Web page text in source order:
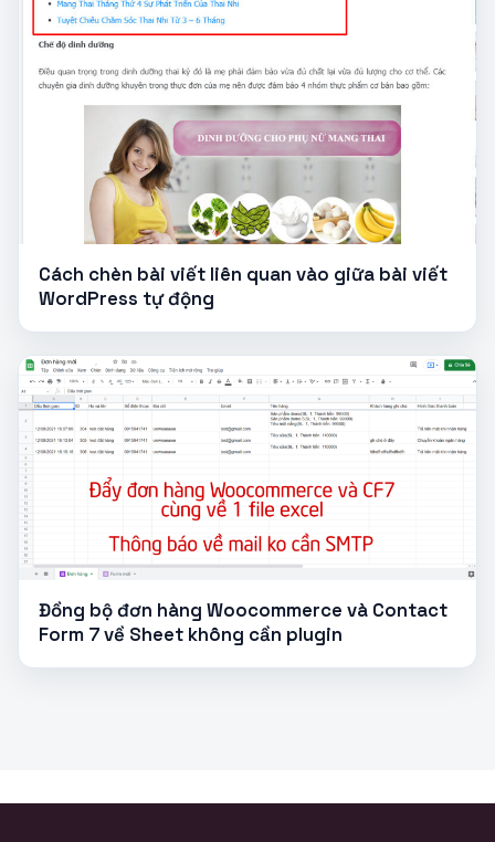
Cách chèn bài viết liên quan vào giữa bài viết
WordPress tự động
Đồng bộ đơn hàng Woocommerce và Contact
Form 7 về Sheet không cần plugin